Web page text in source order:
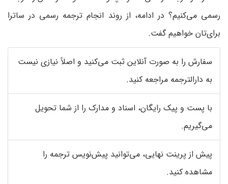
رسمی می‌کنیم؟ در ادامه، از روند انجام ترجمه رسمی در ساترا
برای‌تان خواهیم گفت.
سفارش را به صورت آنلاین ثبت می‌کنید و اصلاً نیازی نیست
به دارالترجمه مراجعه کنید.
با پست و پیک رایگان، اسناد و مدارک را از شما تحویل
می‌گیریم.
پیش از پرینت نهایی، می‌توانید پیش‌نویس ترجمه را
مشاهده کنید.